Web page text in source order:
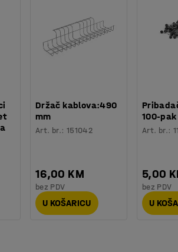
Držač kablova:490
mm
Art. br.: 151042
16,00 KM
bez PDV
U KOŠARICU
100-pak
Art. br.:
5,00
bez PDV
U